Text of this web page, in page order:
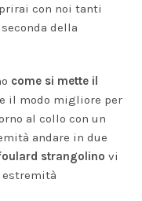
con noi tanti
della
come si mette il
il modo migliore per
al collo con un
andare in due
strangolino vi